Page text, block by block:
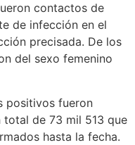
contactos de
de infección en el
precisada. De los
del sexo femenino
positivos fueron
total de 73 mil 513 que
hasta la fecha.